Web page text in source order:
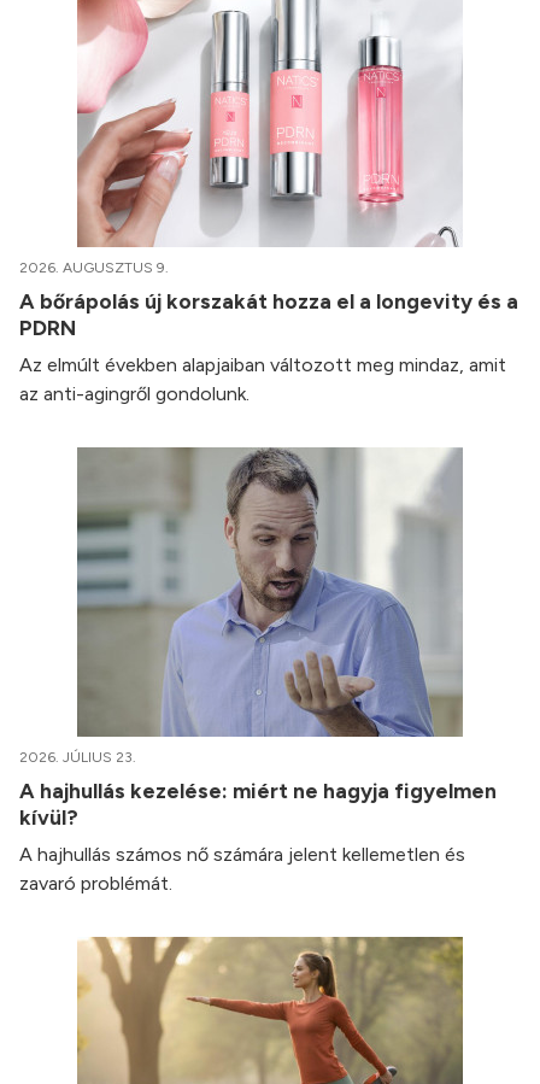
2026. AUGUSZTUS 9.
A bőrápolás új korszakát hozza el a longevity és a
PDRN
Az elmúlt években alapjaiban változott meg mindaz, amit
az anti-agingről gondolunk.
2026. JÚLIUS 23.
A hajhullás kezelése: miért ne hagyja figyelmen
kívül?
A hajhullás számos nő számára jelent kellemetlen és
zavaró problémát.